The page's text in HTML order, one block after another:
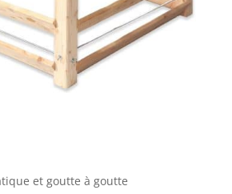
et goutte à goutte